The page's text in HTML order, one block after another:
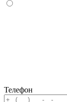
Телефон